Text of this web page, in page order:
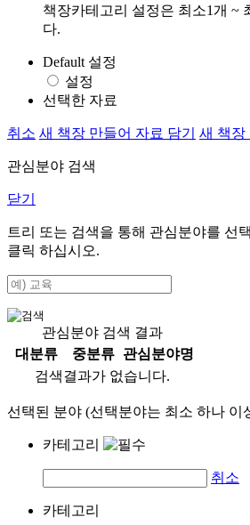
책장카테고리 설정은 최소1개 ~
다.
Default 설정
설정
선택한 자료
취소 새 책장 만들어 자료 담기 새 책장
관심분야 검색
닫기
트리 또는 검색을 통해 관심분야를 선
클릭 하십시오.
관심분야 검색 결과
대분류
중분류
관심분야명
검색결과가 없습니다.
선택된 분야 (선택분야는 최소 하나 이
카테고리
취소
카테고리